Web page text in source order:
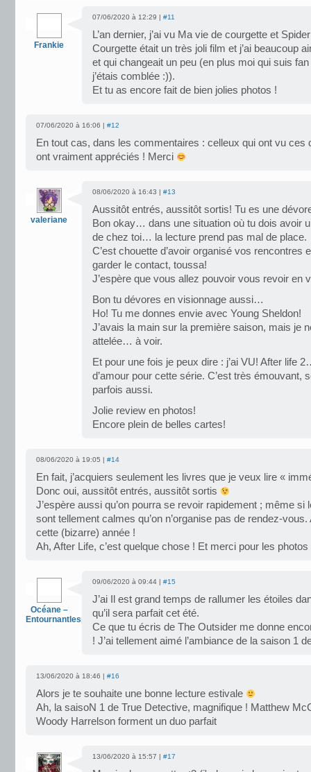
Frankie
07/06/2020 à 12:29 | #11
L’an dernier, j’ai vu Ma vie de courgette et
Courgette était un très joli film et j’ai beaucoup
et qui changeait un peu (en plus moi qui suis
j’étais comblée :)).
Et tu as encore fait de bien jolies photos !
07/06/2020 à 16:06 | #12
En tout cas, dans les commentaires : celleux qui ont vu ces
ont vraiment appréciés ! Merci
valeriane
08/06/2020 à 16:43 | #13
Aussitôt entrés, aussitôt sortis! Tu es une
Bon okay… dans une situation où tu dois avoir
de chez toi… la lecture prend pas mal de place.
C’est chouette d’avoir organisé vos rencontres
garder le contact, toussa!
J’espère que vous allez pouvoir vous revoir en
Bon tu dévores en visionnage aussi…
Ho! Tu me donnes envie avec Young Sheldon!
J’avais la main sur la première saison, mais je
attelée… à voir.
Et pour une fois je peux dire : j’ai VU! After life
d’amour pour cette série. C’est très
parfois aussi.
Jolie review en photos!
Encore plein de belles cartes!
08/06/2020 à 19:05 | #14
En fait, j’acquiers seulement les livres que je veux lire «
Donc oui, aussitôt entrés, aussitôt sortis
J’espère aussi qu’on pourra se revoir rapidement ; même si
sont tellement calmes qu’on n’organise pas de rendez-vous.
cette (bizarre) année !
Ah, After Life, c’est quelque chose ! Et merci pour les photos
Océane –
Entournantlespages
09/06/2020 à 09:44 | #15
J’ai Il est grand temps de rallumer les étoiles
qu’il sera parfait cet été.
Ce que tu écris de The Outsider me donne
! J’ai tellement aimé l’ambiance de la saison 1
13/06/2020 à 18:46 | #16
Alors je te souhaite une bonne lecture estivale
Ah, la saisoN 1 de True Detective, magnifique ! Matthew
Woody Harrelson forment un duo parfait
13/06/2020 à 15:57 | #17